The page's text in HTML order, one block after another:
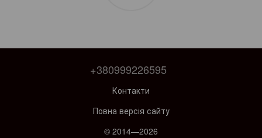
+380999226595
Контакти
Повна версія сайту
© 2014—2026